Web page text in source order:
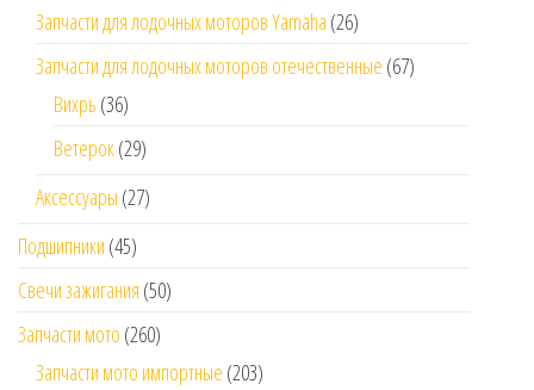
Запчасти для лодочных моторов Yamaha (26)
Запчасти для лодочных моторов отечественные (67)
Вихрь (36)
Ветерок(29)
Аксессуары (27)
Подшипники (45)
Свечи зажигания (50)
Запчасти мото (260)
Запчасти мото импортные (203)